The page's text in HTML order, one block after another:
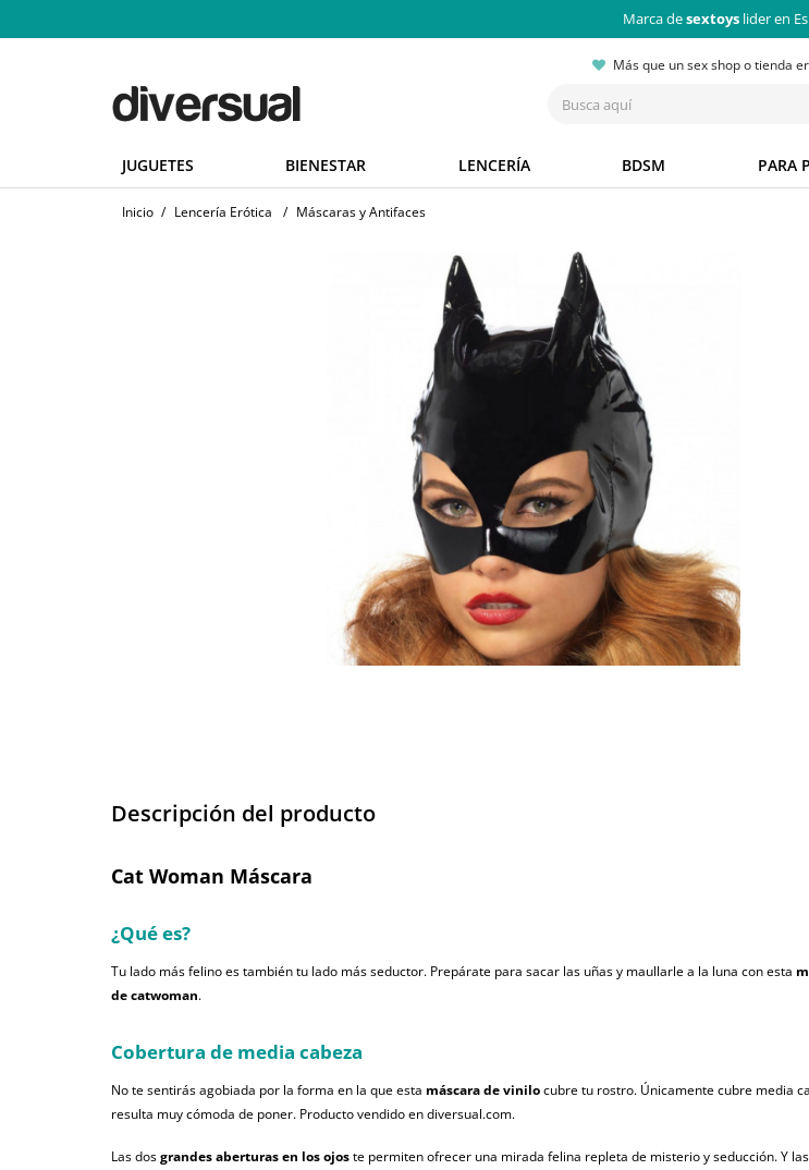
Marca desextoys lider en
Más que un sex shop o tienda
JUGUETES BIENESTAR LENCERÍA BDSM PARA
Inicio / Lencería Erótica / Máscaras y Antifaces
Descripción del producto
Cat Woman Máscara
¿Qué es?
Tu lado más felino es también tu lado más seductor. Prepárate para sacar las uñas y maullarle a la luna con esta
de catwoman.
Cobertura de media cabeza
No te sentirás agobiada por la forma en la que esta máscara de vinilocubre tu rostro. Únicamente cubre media
resulta muy cómoda de poner. Producto vendido en diversual.com.
Las dosgrandes aberturas en los ojoste permiten ofrecer una mirada felina repleta de misterio y seducción. Y las